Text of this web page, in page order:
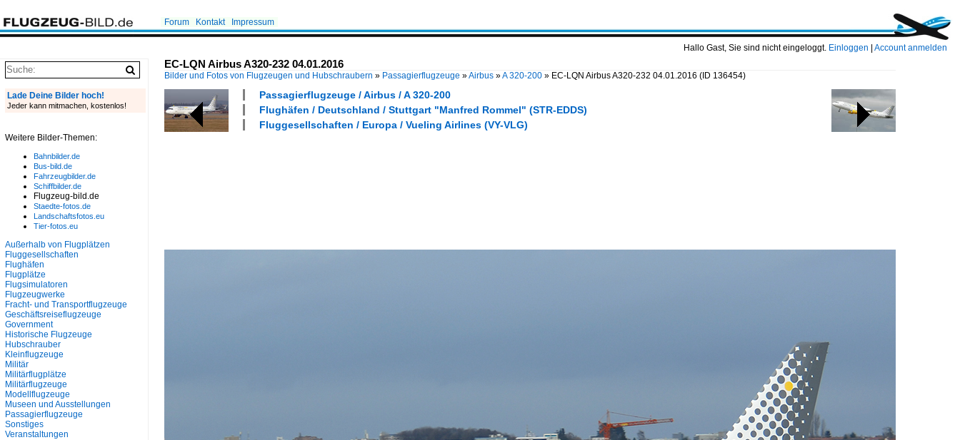
Hallo Gast, Sie sind nicht eingeloggt. Einloggen Account anmelden
Forum Kontakt Impressum
EC-LQN Airbus A320-232 04.01.2016
Bilder und Fotos von Flugzeugen und Hubschraubern » Passagierflugzeuge »Airbus »A 320-200 » EC-LQN Airbus A320-232 04.01.2016 (ID 136454)
Passagierflugzeuge / Airbus / A 320-200
Flughäfen / Deutschland / Stuttgart "Manfred Rommel" (STR-EDDS)
Fluggesellschaften / Europa / Vueling Airlines (VY-VLG)
Lade Deine Bilder hoch!
Jeder kann mitmachen, kostenlos!
Weitere Bilder-Themen:
Bahnbilder.de
Bus-bild.de
Fahrzeugbilder.de
Schiffbilder.de
Flugzeug-bild.de
Staedte-fotos.de
Landschaftsfotos.eu
Tier-fotos.eu
Außerhalb von Flugplätzen
Fluggesellschaften
Flughäfen
Flugplätze
Flugsimulatoren
Flugzeugwerke
Fracht- und Transportflugzeuge
Geschäftsreiseflugzeuge
Government
Historische Flugzeuge
Hubschrauber
Kleinflugzeuge
Militär
Militärflugplätze
Militärflugzeuge
Modellflugzeuge
Museen und Ausstellungen
Passagierflugzeuge
Sonstiges
Veranstaltungen